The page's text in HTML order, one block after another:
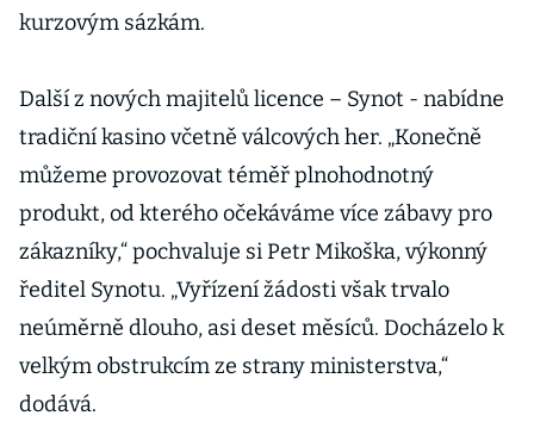
kurzovým sázkám.
Další z nových majitelů licence – Synot - nabídne
tradiční kasino včetně válcových her. „Konečně
můžeme provozovat téměř plnohodnotný
produkt, od kterého očekáváme více zábavy pro
zákazníky,“ pochvaluje si Petr Mikoška, výkonný
ředitel Synotu. „Vyřízení žádosti však trvalo
neúměrně dlouho, asi deset měsíců. Docházelo k
velkým obstrukcím ze strany ministerstva,“
dodává.